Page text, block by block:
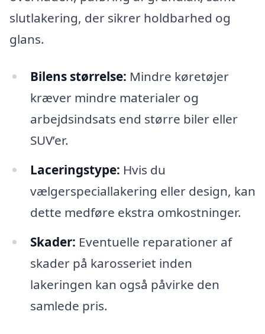
slutlakering, der sikrer holdbarhed og
glans.
Bilens størrelse: Mindre køretøjer
kræver mindre materialer og
arbejdsindsats end større biler eller
SUV’er.
Laceringstype: Hvis du
vælgerspeciallakering eller design, kan
dette medføre ekstra omkostninger.
Skader: Eventuelle reparationer af
skader på karosseriet inden
lakeringen kan også påvirke den
samlede pris.